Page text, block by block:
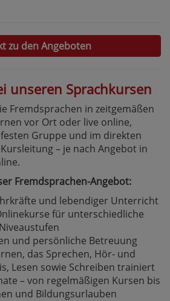
zu den Angeboten
unseren Sprachkursen
Fremdsprachen in zeitgemäßen
vor Ort oder live online,
Gruppe und im direkten
– je nach Angebot in
Fremdsprachen-Angebot:
und lebendiger Unterricht
für unterschiedliche
und persönliche Betreuung
das Sprechen, Hör- und
Lesen sowie Schreiben trainiert
– von regelmäßigen Kursen bis
und Bildungsurlauben